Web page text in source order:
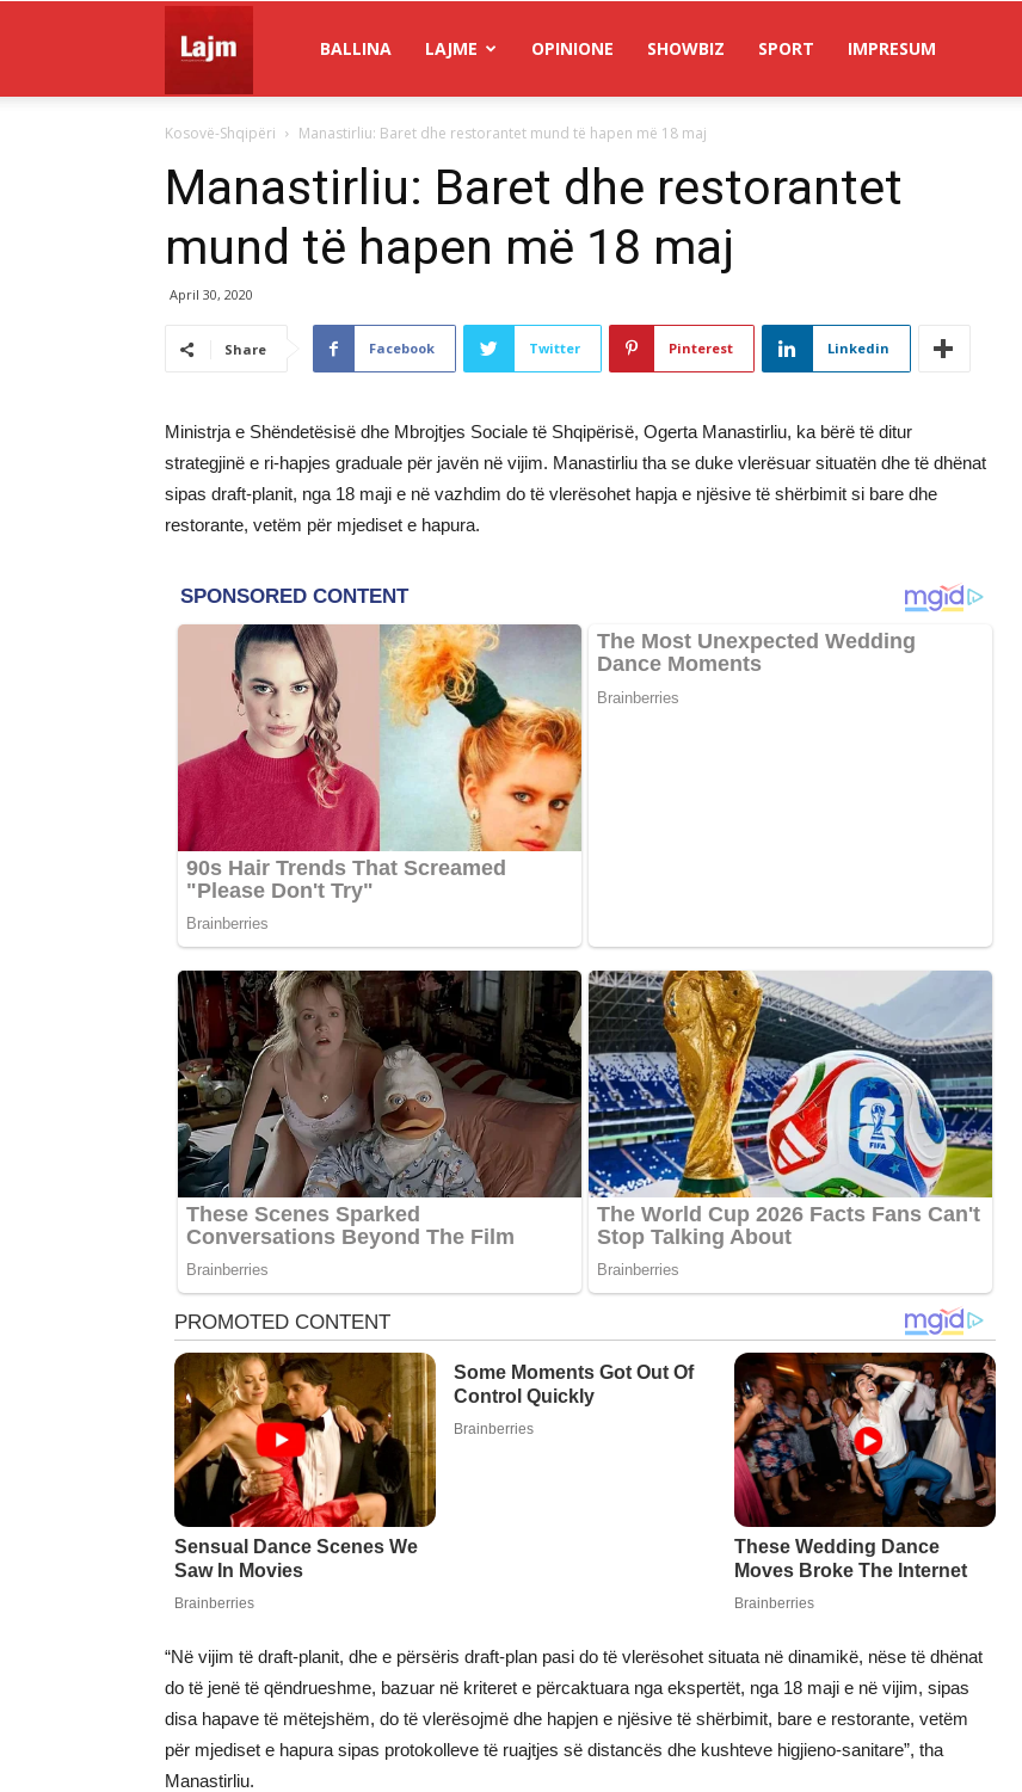
Lajm
BALLINA LAJME OPINIONE SHOWBIZ SPORT IMPRESUM
Kosovë-Shqipëri Manastirliu: Baret dhe restorantet mund të hapen më 18 maj
Manastirliu: Baret dhe restorantet
mund të hapen më 18 maj
April 30, 2020
Share Facebook Twitter Pinterest Linkedin
Ministrja e Shëndetësisë dhe Mbrojtjes Sociale të Shqipërisë, Ogerta Manastirliu, ka bërë të ditur
strategjinë e ri-hapjes graduale për javën në vijim. Manastirliu tha se duke vlerësuar situatën dhe të dhënat
sipas draft-planit, nga 18 maji e në vazhdim do të vlerësohet hapja e njësive të shërbimit si bare dhe
restorante, vetëm për mjediset e hapura.
“Në vijim të draft-planit, dhe e përsëris draft-plan pasi do të vlerësohet situata në dinamikë, nëse të dhënat
do të jenë të qëndrueshme, bazuar në kriteret e përcaktuara nga ekspertët, nga 18 maji e në vijim, sipas
disa hapave të mëtejshëm, do të vlerësojmë dhe hapjen e njësive të shërbimit, bare e restorante, vetëm
për mjediset e hapura sipas protokolleve të ruajtjes së distancës dhe kushteve higjieno-sanitare”, tha
Manastirliu.